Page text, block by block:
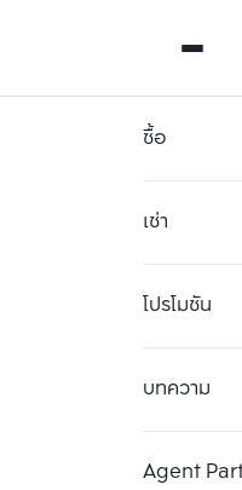
ซื้อ
เช่า
โปรโมชัน
บทความ
Agent